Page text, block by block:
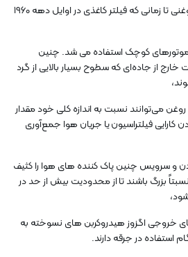
پاک کننده های هوای حمام روغنی تا زمانی که فیلتر کاغذی در اوایل دهه 1960
کوچک استفاده می شد. چنین
خارج از جاده‌ای که سطوح بسیار بالایی از گرد
می‌توانند نسبت به اندازه کلی خود مقدار
کارایی فیلتراسیون یا جریان هوا جمع‌آوری
و سرویس چنین پاک کننده های هوا را کثیف
بزرگ باشند تا از محدودیت بیش از حد در
خروجی اگزوز هیدروکربن های نسوخته به
استفاده در جرقه دارند.